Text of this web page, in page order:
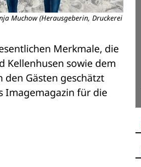
Muchow (Herausgeberin, Druckerei
Merkmale, die
Kellenhusen sowie dem
Gästen geschätzt
Imagemagazin für die